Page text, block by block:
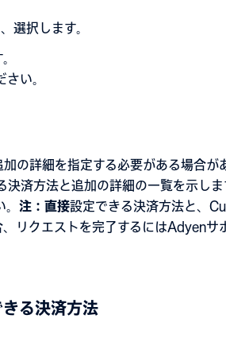
選択します。
い。
の詳細を指定する必要がある場合が
決済方法と追加の詳細の一覧を示し
注： 直接設定できる決済方法と、
リクエストを完了するにはAdyenサ
る決済方法